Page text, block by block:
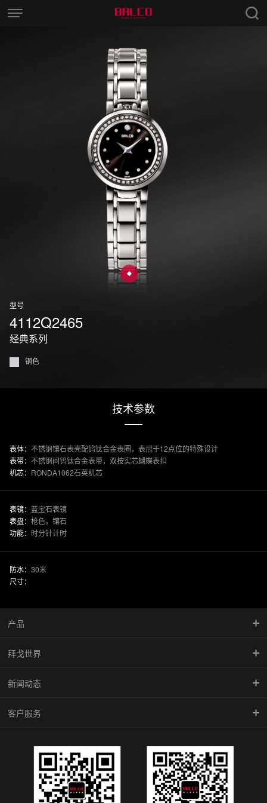
型号
4112Q2465
经典系列
钢色
技术参数
表体： 不锈钢镶石表壳配钨钛合金表圈，表冠于12点位的特殊设计
表带： 不锈钢间钨钛合金表带，双按实芯蝴蝶表扣
机芯： RONDA1062石英机芯
表镜： 蓝宝石表镜
表盘： 枪色，镶石
功能： 时分针计时
防水： 30米
尺寸：
产品
慧智金·尚品系列
竞速系列
型动系列
拜戈世界
品牌传承
馆藏珍品
新闻动态
新闻中心
客户服务